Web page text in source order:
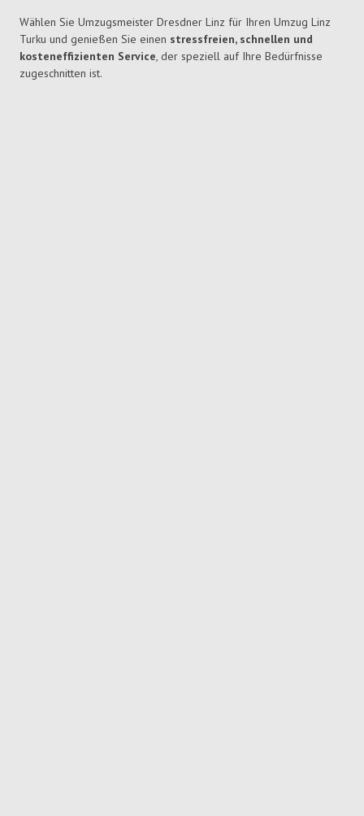
Wählen Sie Umzugsmeister Dresdner Linz für Ihren Umzug Linz
Turku und genießen Sie einen stressfreien, schnellen und
kosteneffizienten Service, der speziell auf Ihre Bedürfnisse
zugeschnitten ist.